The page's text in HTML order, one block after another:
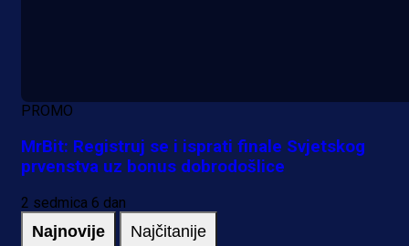
PROMO
MrBit: Registruj se i isprati finale Svjetskog
prvenstva uz bonus dobrodošlice
2 sedmica 6 dan
Najnovije Najčitanije